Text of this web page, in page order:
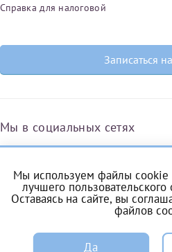
Справка для налоговой
Записаться
Мы в социальных сетях
Вконтакте Одноклассники
Комендантский проспект, 53/1A
Мы используем файлы cookie
лучшего
Оставаясь на сайте, вы
файлов
Да
ЗАПИСЬ